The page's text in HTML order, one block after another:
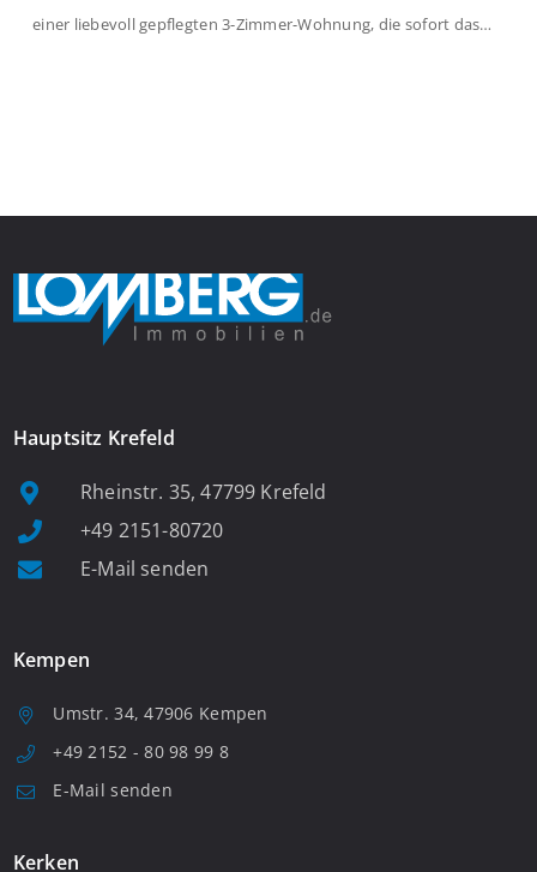
einer liebevoll gepflegten 3-Zimmer-Wohnung, die sofort das
Hauptsitz Krefeld
Rheinstr. 35, 47799 Krefeld
+49 2151-80720
E-Mail senden
Kempen
Umstr. 34, 47906 Kempen
+49 2152 - 80 98 99 8
E-Mail senden
Kerken